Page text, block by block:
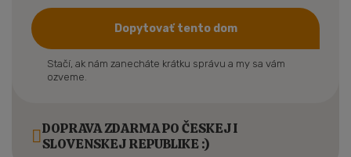
Dopytovať tento dom
Stačí, ak nám zanecháte krátku správu a my sa vám
ozveme.
DOPRAVA ZDARMA PO ČESKEJ I
SLOVENSKEJ REPUBLIKE :)